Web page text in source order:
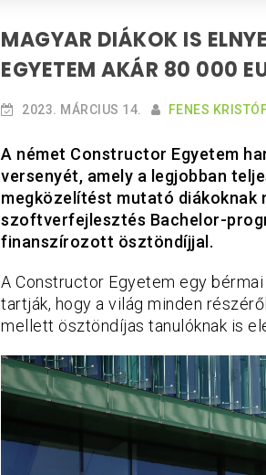
MAGYAR DIÁKOK IS
EGYETEM AKÁR 80 000
2023. MÁRCIUS 14. FENES
A német Constructor Egyetem
versenyét, amely a legjobban
megközelítést mutató diákoknak
szoftverfejlesztés Bachelor-
finanszírozott ösztöndíjjal.
A Constructor Egyetem egy
tartják, hogy a világ minden
mellett ösztöndíjas tanulóknak is